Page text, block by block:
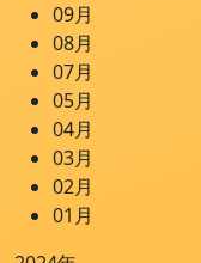
09月
08月
07月
05月
04月
03月
02月
01月